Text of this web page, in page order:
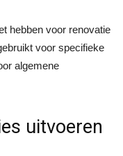
hebben voor renovatie
voor specifieke
algemene
uitvoeren